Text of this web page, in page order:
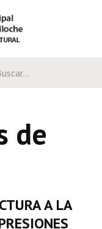
de
A LA